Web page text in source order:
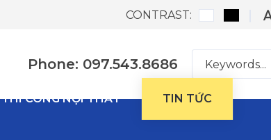
CONTRAST:
Phone: 097.543.8686
THI CÔNG NỘI THẤT TIN TỨC